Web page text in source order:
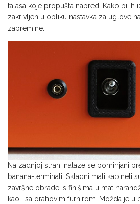
talasa koje propušta napred. Kako bi ih
zakrivljen u obliku nastavka za uglove
zapremine.
Na zadnjoj strani nalaze se pominjani
banana-terminali. Skladni mali kabineti
završne obrade, s finišima u mat
kao i sa orahovim furnirom. Možda je u